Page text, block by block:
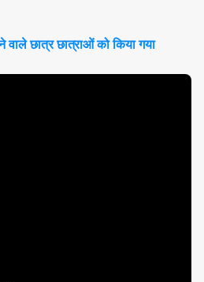
वाले छात्र छात्राओं को किया गया